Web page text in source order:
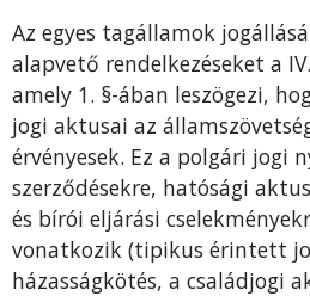
Az egyes tagállamok
alapvető rendelkezéseket a
amely 1. §-ában leszögezi,
jogi aktusai az
érvényesek. Ez a polgári jogi
szerződésekre, hatósági
és bírói eljárási
vonatkozik (tipikus érintett
házasságkötés, a családjogi